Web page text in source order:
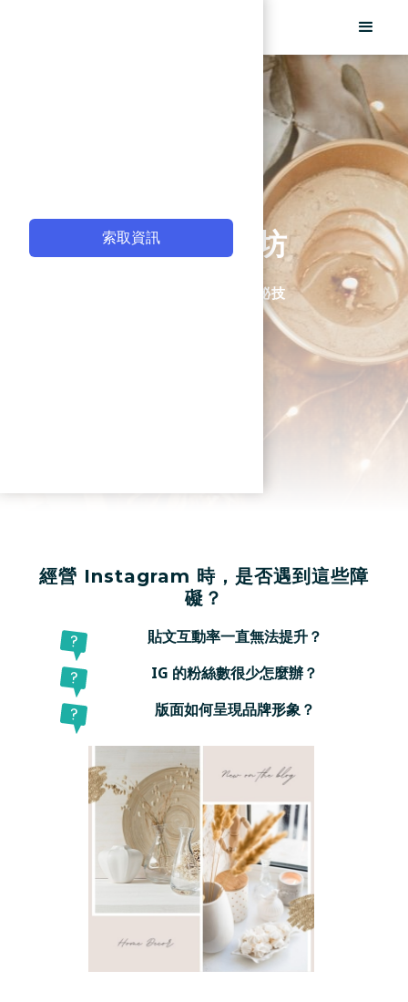
IG 行銷經營工作坊
Instagram 行銷視覺+漲粉貼文祕技
索取資訊
經營 Instagram 時，是否遇到這些障
礙？
貼文互動率一直無法提升？
IG 的粉絲數很少怎麼辦？
版面如何呈現品牌形象？